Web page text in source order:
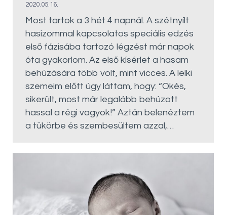
2020.05.16.
Most tartok a 3 hét 4 napnál. A szétnyílt
hasizommal kapcsolatos speciális edzés
első fázisába tartozó légzést már napok
óta gyakorlom. Az első kísérlet a hasam
behúzására több volt, mint vicces. A lelki
szemeim előtt úgy láttam, hogy: “Okés,
sikerült, most már legalább behúzott
hassal a régi vagyok!” Aztán belenéztem
a tükörbe és szembesültem azzal,…